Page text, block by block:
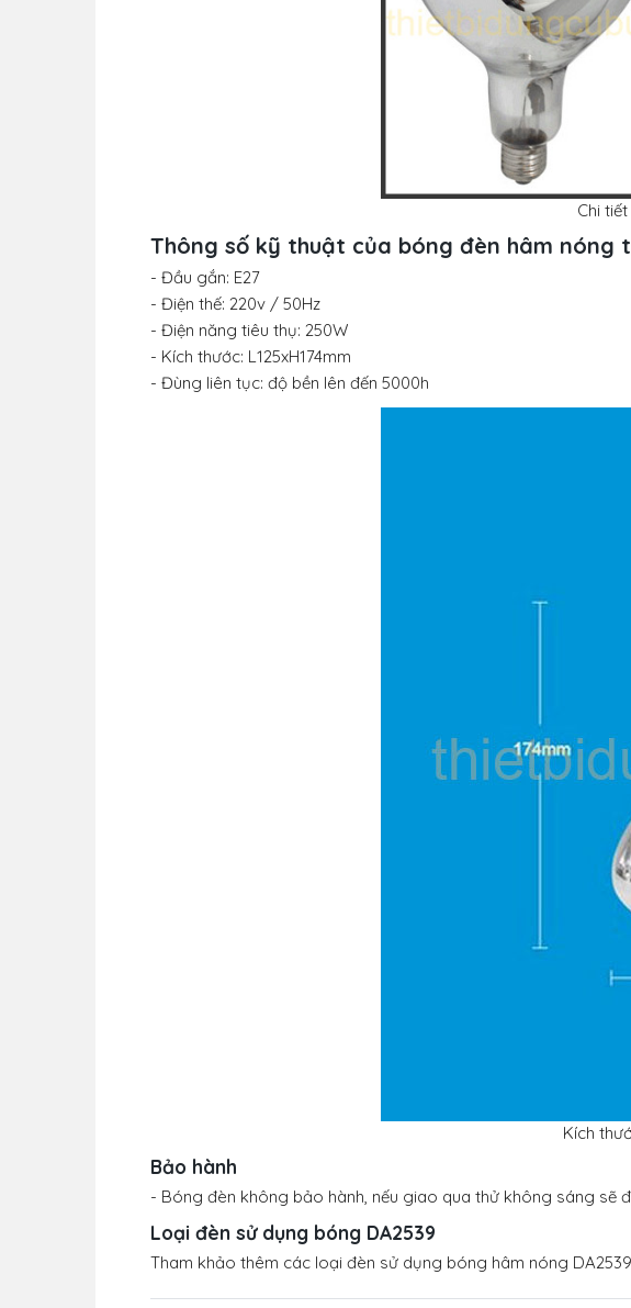
Chi
Thông số kỹ thuật của bóng đèn hâm nóng
- Đầu gắn: E27
- Điện thế: 220v / 50Hz
- Điện năng tiêu thụ: 250W
- Kích thước: L125xH174mm
- Đùng liên tục: độ bền lên đến 5000h
Kích
Bảo hành
- Bóng đèn không bảo hành, nếu giao qua thử không sáng sẽ
Loại đèn sử dụng bóng DA2539
Tham khảo thêm các loại đèn sử dụng bóng hâm nóng